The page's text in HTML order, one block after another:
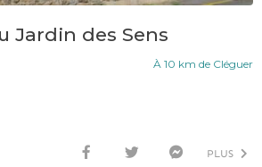
Jardin des Sens
À 10 km de Cléguer
PLUS